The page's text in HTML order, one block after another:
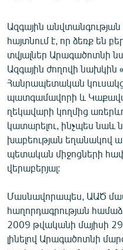
ԲԱՆԱՎԵՃ
ՁԳՏԵԼՈՎ ԼԱՎԱԳՈՒՅՆԻՆ
ՓՈԴՔԱՍԹ
Հայերեն
English
Русский
Ազգային անվտանգության
հայտնում է, որ ձեռք են
տվյալներ Արագածոտնի
Ազգային ժողովի նախկին
Հանրապետական
պատգամավորի և
ղեկավարի կողմից
կատարելու, ինչպես նաև
խաբեության եղանակով
պետական միջոցների
վերաբերյալ:
Մասնավորապես, ԱԱԾ
հաղորդագրության
2009 թվականի մայիսի
լինելով Արագածոտնի